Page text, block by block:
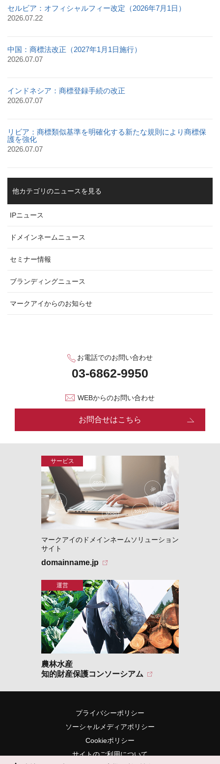
セルビア：オフィシャルフィー改定（2026年7月1日）
2026.07.22
中国：商標法改正（2027年1月1日施行）
2026.07.07
インドネシア：商標登録手続の改正
2026.07.07
リビア：商標類似基準を明確化する新たな規則により商標保
護を強化
2026.07.07
他カテゴリのニュースを見る
IPニュース
ドメインネームニュース
セミナー情報
ブランディングニュース
マークアイからのお知らせ
お電話でのお問い合わせ
WEBからのお問い合わせ
お問合せはこちら
マークアイのドメインネームソリューション
サイト
domainname.jp
農林水産
知的財産保護コンソーシアム
プライバシーポリシー
ソーシャルメディアポリシー
Cookieポリシー
サイトのご利用について